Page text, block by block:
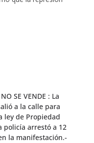
SE VENDE : La
a la calle para
ley de Propiedad
policía arrestó a 12
la manifestación.-